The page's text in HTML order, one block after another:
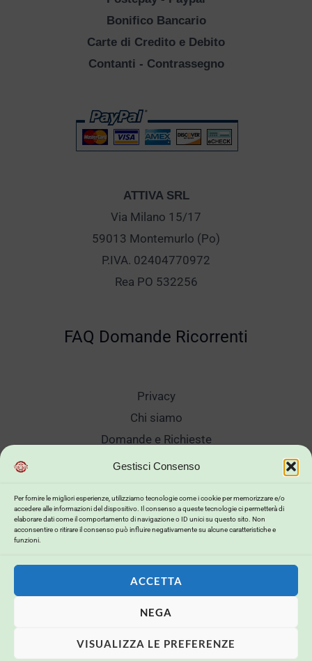
Gestisci Consenso
Per fornire le migliori esperienze, utilizziamo tecnologie come i cookie per memorizzare e/o
accedere alle informazioni del dispositivo. Il consenso a queste tecnologie ci permetterà di
elaborare dati come il comportamento di navigazione o ID unici su questo sito. Non
acconsentire o ritirare il consenso può influire negativamente su alcune caratteristiche e
funzioni.
ACCETTA
NEGA
VISUALIZZA LE PREFERENZE
Bonifico Bancario
Carte di Credito e Debito
Contanti - Contrassegno
ATTIVA SRL
Via Milano 15/17
59013 Montemurlo (Po)
P.IVA. 02404770972
Rea PO 532256
FAQ Domande Ricorrenti
Privacy
Chi siamo
Domande e Richieste
Showroom
Sanificazione e Lavaggi
Reso Cambio Merce
My Account
Copyright © 2026 . Powered by .